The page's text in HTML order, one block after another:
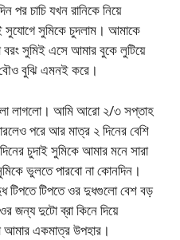
চাচি যখন রানিকে নিয়ে
সুযোগে সুমিকে চুদলাম। আমাকে
সুমিই এসে আমার বুকে লুটিয়ে
বুঝি এমনই করে।
লাগলো। আমি আরো ২/৩ সপ্তাহ
পরে আর মাত্র ২ দিনের বেশি
চুদাই সুমিকে আমার মনে সারা
ভুলতে পারবো না কোনদিন।
টিপতে টিপতে ওর দুধগুলো বেশ বড়
জন্য দুটো ব্রা কিনে দিয়ে
আমার একমাত্র উপহার।